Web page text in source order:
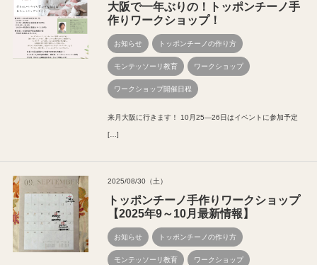
大阪で一年ぶりの！トッポンチーノ手
作りワークショップ！
お知らせ トッポンチーノの作り方
モンテッソーリ教育 ワークショップ
ワークショップ開催日程
来月大阪に行きます！ 10月25―26日はイベントに参加予定
[…]
2025/08/30（土）
トッポンチーノ手作りワークショップ
【2025年9～10月最新情報】
お知らせ トッポンチーノの作り方
モンテッソーリ教育 ワークショップ